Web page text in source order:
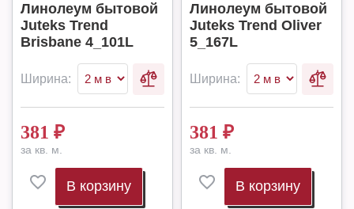
Линолеум бытовой
Juteks Trend
Brisbane 4_101L
Ширина:
381 ₽
за кв. м.
В корзину
Линолеум бытовой
Juteks Trend Oliver
5_167L
Ширина:
381 ₽
за кв. м.
В корзину